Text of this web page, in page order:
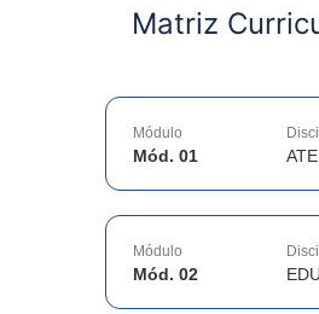
Matriz
Módulo
Mód. 01
Módulo
Mód. 02